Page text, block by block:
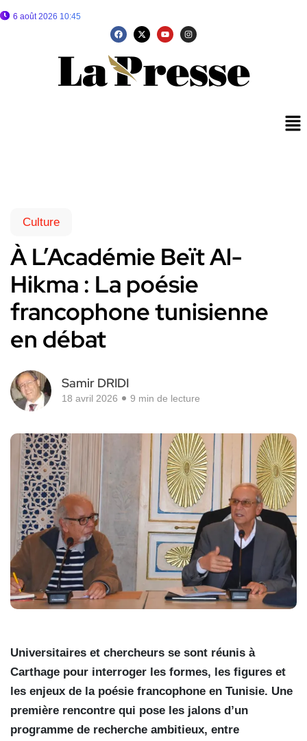
6 août 2026 10:45
Culture
À L’Académie Beït Al-
Hikma : La poésie
francophone tunisienne
en débat
Samir DRIDI
18 avril 2026 9 min de lecture
Universitaires et chercheurs se sont réunis à
Carthage pour interroger les formes, les figures et
les enjeux de la poésie francophone en Tunisie. Une
première rencontre qui pose les jalons d’un
programme de recherche ambitieux, entre